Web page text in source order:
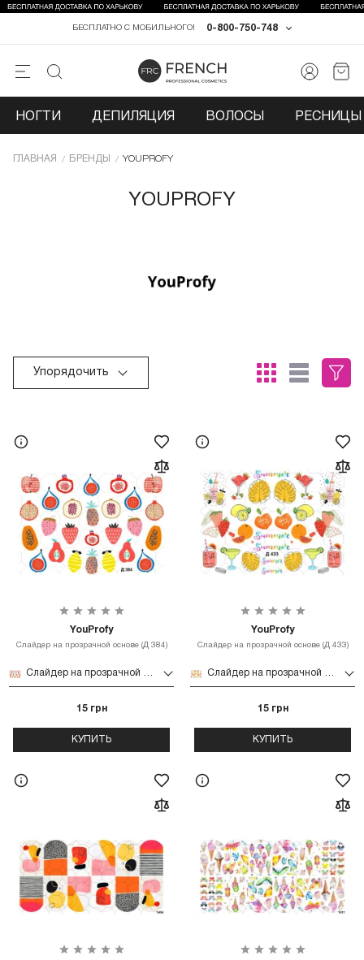
0-800-750-748
БЕСПЛАТНО С МОБИЛЬНОГО!
НОГТИ ДЕПИЛЯЦИЯ ВОЛОСЫ РЕСНИЦЫ
ГЛАВНАЯ БРЕНДЫ YOUPROFY
YOUPROFY
Упорядочить
YouProfy
Слайдер на прозрачной основе (Д 384)
15 грн
КУПИТЬ
YouProfy
Слайдер на прозрачной основе (Д 433)
15 грн
КУПИТЬ